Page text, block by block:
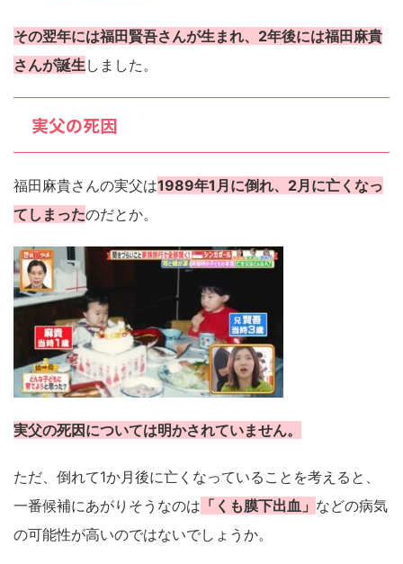
その翌年には福田賢吾さんが生まれ、2年後には福田麻貴
さんが誕生しました。
実父の死因
福田麻貴さんの実父は1989年1月に倒れ、2月に亡くなっ
てしまったのだとか。
実父の死因については明かされていません。
ただ、倒れて1か月後に亡くなっていることを考えると、
一番候補にあがりそうなのは 「くも膜下出血」 などの病気
の可能性が高いのではないでしょうか。